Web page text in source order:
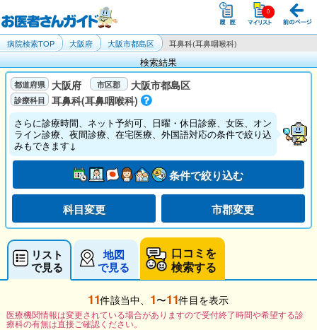
病院検索TOP 大阪府 大阪市都島区 耳鼻科(耳鼻咽喉科)
検索結果
大阪府
大阪市都島区
耳鼻科(耳鼻咽喉科)
さらに診療時間、ネット予約可、日曜・休日診療、女医、オン
ライン診療、夜間診療、在宅医療、外国語対応の条件で絞り込
みもできます↓
条件で絞り込む
科目変更 市郡変更
リスト
で見る
地図
で見る
口コミを
検索する
11件該当中、 1〜11件目を表示
医療機関情報は変更されている場合がありますので受付終了時間や希望する診
療科の有無は直接ご確認ください。